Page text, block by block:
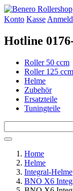
Konto Kasse
Hotline
Roller 50 ccm
Roller 125 ccm
Helme
Zubehör
Ersatzteile
Tuningteile
Home
Helme
Integral-Helme
BNO X6